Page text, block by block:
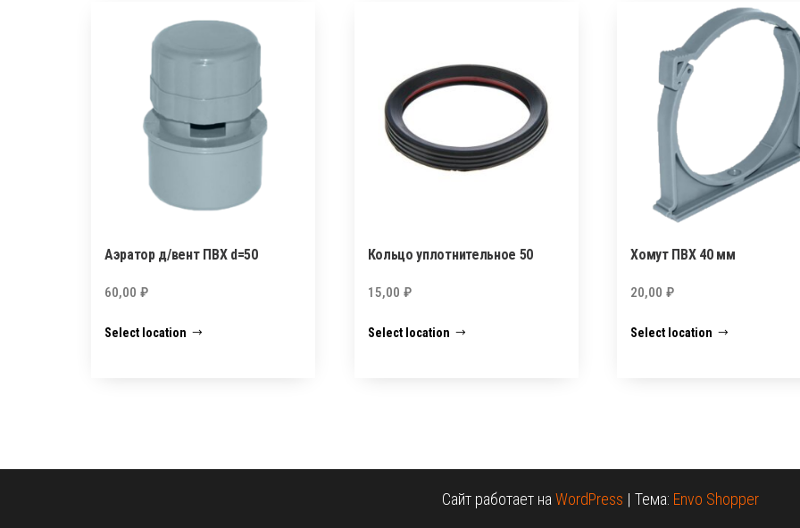
Аэратор д/вент ПВХ d=50
60,00 ₽
Select location
Кольцо уплотнительное 50
15,00 ₽
Select location
Хомут ПВХ 40 мм
20,00₽
Select location
Сайт работает на WordPress | Тема: Envo Shopper